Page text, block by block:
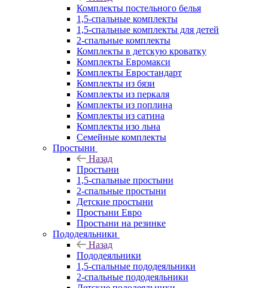
Комплекты постельного белья
1,5-спальные комплекты
1,5-спальные комплекты для детей
2-спальные комплекты
Комплекты в детскую кроватку
Комплекты Евромакси
Комплекты Евростандарт
Комплекты из бязи
Комплекты из перкаля
Комплекты из поплина
Комплекты из сатина
Комплекты изо льна
Семейные комплекты
Простыни
Назад
Простыни
1,5-спальные простыни
2-спальные простыни
Детские простыни
Простыни Евро
Простыни на резинке
Пододеяльники
Назад
Пододеяльники
1,5-спальные пододеяльники
2-спальные пододеяльники